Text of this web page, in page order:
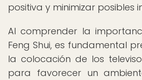
positiva y minimizar posibles
Al comprender la
Feng Shui, es fundamental
la colocación de los
para favorecer un